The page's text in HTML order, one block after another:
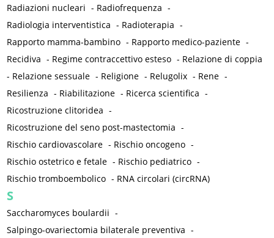
Radiazioni nucleari - Radiofrequenza -
Radiologia interventistica - Radioterapia -
Rapporto mamma-bambino - Rapporto medico-paziente -
Recidiva - Regime contraccettivo esteso - Relazione di coppia
- Relazione sessuale - Religione - Relugolix - Rene -
Resilienza - Riabilitazione - Ricerca scientifica -
Ricostruzione clitoridea -
Ricostruzione del seno post-mastectomia -
Rischio cardiovascolare - Rischio oncogeno -
Rischio ostetrico e fetale - Rischio pediatrico -
Rischio tromboembolico - RNA circolari (circRNA)
S
Saccharomyces boulardii -
Salpingo-ovariectomia bilaterale preventiva -